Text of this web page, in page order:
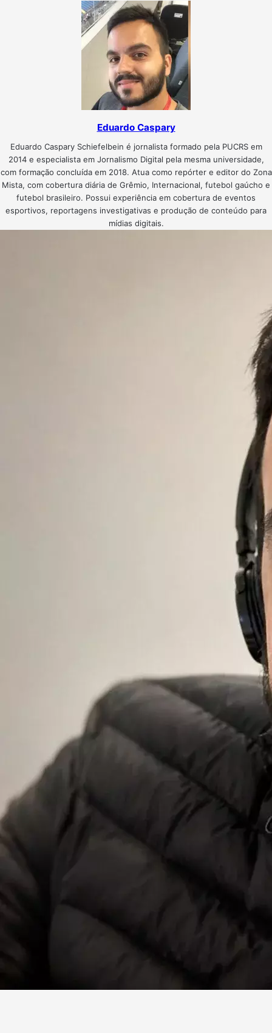
Eduardo Caspary
Eduardo Caspary Schiefelbein é jornalista formado pela PUCRS em
2014 e especialista em Jornalismo Digital pela mesma universidade,
com formação concluída em 2018. Atua como repórter e editor do Zona
Mista, com cobertura diária de Grêmio, Internacional, futebol gaúcho e
futebol brasileiro. Possui experiência em cobertura de eventos
esportivos, reportagens investigativas e produção de conteúdo para
mídias digitais.